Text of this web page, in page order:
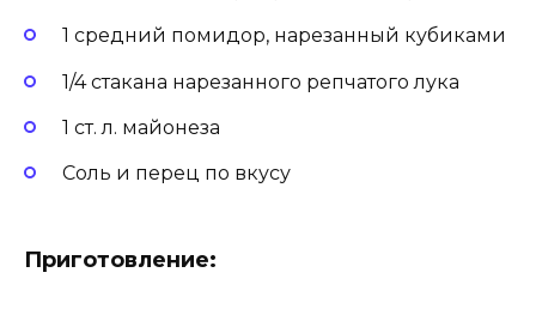
1 средний помидор, нарезанный кубиками
1/4 стакана нарезанного репчатого лука
1 ст. л. майонеза
Соль и перец по вкусу
Приготовление: